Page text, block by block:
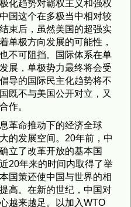
化趋势对霸权主义和强权
国这个在多极当中相对较
束后，虽然美国的超强实
单极方向发展的可能性，
不可阻挡。国际体系在单
展，单极势力最终将会受
导的国际民主化趋势将不
既不与美国公开对立，又
作。
革命推动下的经济全球
的发展空间。20年前，中
立了改革开放的基本国
20年来的时间内取得了举
国策还使中国与世界的相
高。在新的世纪，中国对
越来越足。以加入WTO